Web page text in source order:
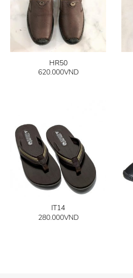
HR50
620.000VND
IT14
280.000VND